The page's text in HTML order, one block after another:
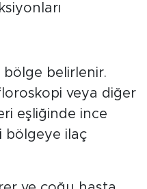
bölge belirlenir.
veya diğer
eşliğinde ince
bölgeye ilaç